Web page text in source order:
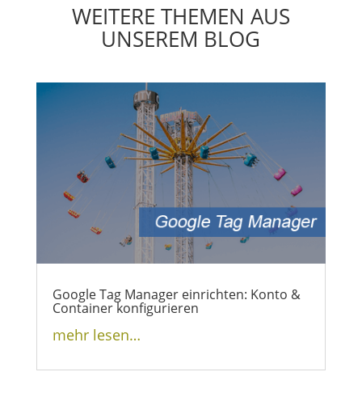
WEITERE THEMEN AUS
UNSEREM BLOG
Google Tag Manager einrichten: Konto &
Container konfigurieren
mehr lesen…